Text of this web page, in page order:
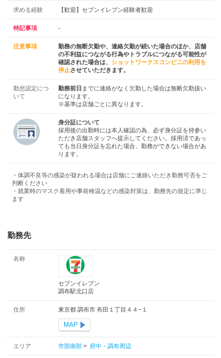
求める経験 【歓迎】セブンイレブン経験者歓迎
特記事項 -
注意事項
勤務の無断欠勤や、連絡欠勤が続いた場合のほか、店舗
の不利益につながる行為やトラブルにつながる可能性が
確認された場合は、 ショットワークスコンビニの利用を
停止させていただきます。
勤怠認定につ
いて
勤務前日 までに連絡がなく欠勤した場合は無断欠勤扱い
になります。
※基準は店舗ごとに異なります。
身分証について
採用後の出勤時には本人確認の為、必ず身分証を持参い
ただき店舗スタッフへ提示してください。採用済であっ
ても当日身分証を忘れた場合、勤務ができない場合があ
ります。
・体調不良等の感染が疑われる場合は店舗にご連絡いただき勤務可否をご
判断ください
・就業時のマスク着用や事前検温などの感染対策は、勤務先の規定に準じ
ます
勤務先
名称
セブンイレブン
調布駅北口店
住所 東京都 調布市 布田１丁目４４−１
MAP
エリア 市部南部> 府中・調布周辺